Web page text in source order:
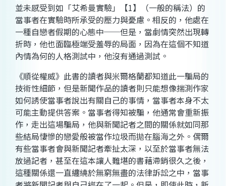
並未感受到如「艾希曼實驗」【1】（一般的稱法）的
當事者在實驗時所承受的壓力與憂慮。相反的，他處在
一種自戀者假期的心態中──但是，當劇情突然出現轉
折時，他也面臨極端受羞辱的局面，因為在這個不知道
內情為何的人格測試中，他沒有通過測試。
《順從權威》此書的讀者與米爾格蘭都知道此一騙局的
技術性細節，但是新聞作品的讀者則只能想像揣測作家
如何誘使當事者說出有關自己的事情，當事者本身不太
可能主動提供答案。當事者得知被騙，他通常會重新振
作，走出這場騙局，他與新聞記者之間的關係就如同那
些結局悽慘的戀愛般被當作垃圾而拋在腦海之外。偶爾
有些當事者會與新聞記者牽扯太深，以至於當事者無法
放過記者，甚至在這本讓人難堪的書藉滯銷很久之後，
這種關係還一直纏繞於無窮無盡的法律訴訟之中，當事